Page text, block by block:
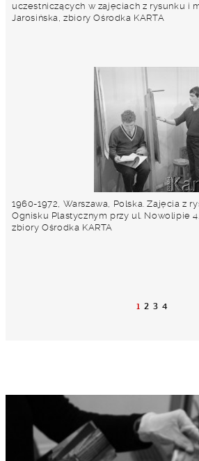
uczestniczących w zajęciach z rysunku i
Jarosińska, zbiory Ośrodka KARTA
1960-1972, Warszawa, Polska. Zajęcia z
Ognisku Plastycznym przy ul. Nowolipie
zbiory Ośrodka KARTA
1 2 3 4